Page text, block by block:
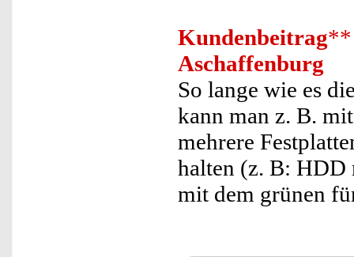
Kundenbeitrag**
Aschaffenburg
So lange wie es
kann man z. B.
mehrere
halten (z. B: HDD
mit dem grünen